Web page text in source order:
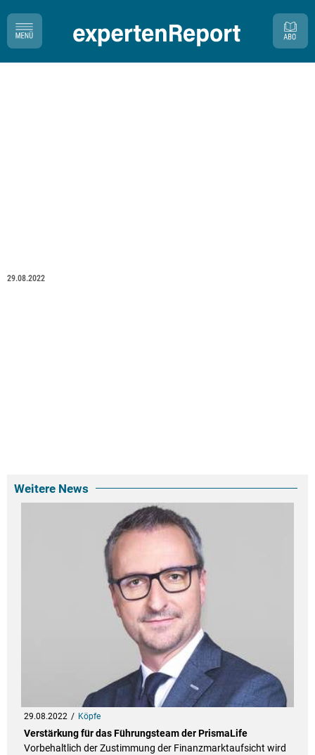
29.08.2022
Weitere News
29.08.2022 Köpfe
Verstärkung für das Führungsteam der PrismaLife
Vorbehaltlich der Zustimmung der Finanzmarktaufsicht wird